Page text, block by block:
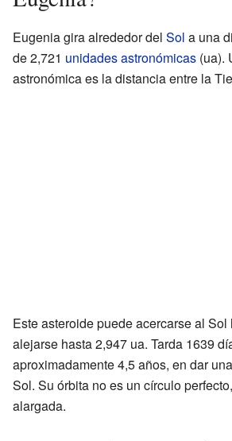
Eugenia gira alrededor del Sol a una
de 2,721 unidades astronómicas (ua).
astronómica es la distancia entre la
Este asteroide puede acercarse al Sol
alejarse hasta 2,947 ua. Tarda 1639
aproximadamente 4,5 años, en dar
Sol. Su órbita no es un círculo
alargada.